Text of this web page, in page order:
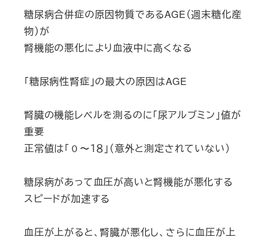
糖尿病合併症の原因物質であるAGE（週末糖化産
物）が
腎機能の悪化により血液中に高くなる
「糖尿病性腎症」の最大の原因はAGE
腎臓の機能レベルを測るのに「尿アルブミン」値が
重要
正常値は「０〜１８」（意外と測定されていない）
糖尿病があって血圧が高いと腎機能が悪化する
スピードが加速する
血圧が上がると、腎臓が悪化し、さらに血圧が上